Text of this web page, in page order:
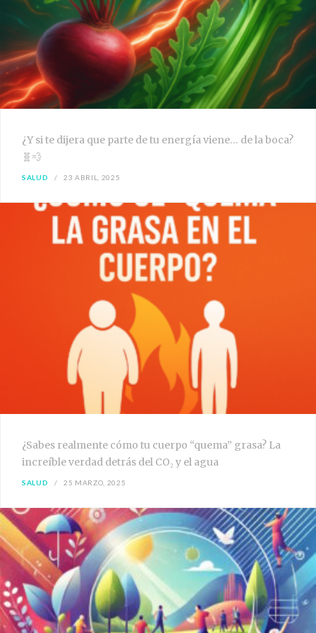
¿Y si te dijera que parte de tu energía viene… de la boca?
🧬💨
SALUD 23 ABRIL, 2025
¿Sabes realmente cómo tu cuerpo “quema” grasa? La
increíble verdad detrás del CO₂ y el agua
SALUD 25 MARZO, 2025